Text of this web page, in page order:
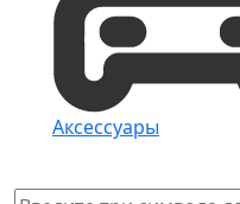
Аксессуары